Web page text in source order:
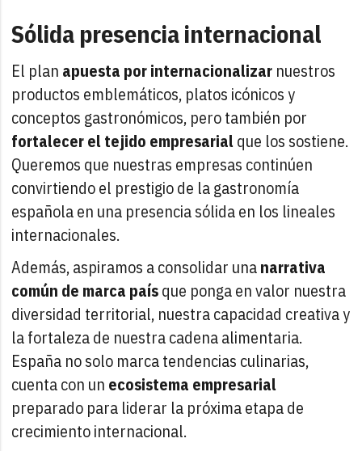
Sólida presencia internacional
El plan apuesta por internacionalizar nuestros
productos emblemáticos, platos icónicos y
conceptos gastronómicos, pero también por
fortalecer el tejido empresarialque los sostiene.
Queremos que nuestras empresas continúen
convirtiendo el prestigio de la gastronomía
española en una presencia sólida en los lineales
internacionales.
Además, aspiramos a consolidar unanarrativa
común de marca paísque ponga en valor nuestra
diversidad territorial, nuestra capacidad creativa y
la fortaleza de nuestra cadena alimentaria.
España no solo marca tendencias culinarias,
cuenta con un ecosistema empresarial
preparado para liderar la próxima etapa de
crecimiento internacional.